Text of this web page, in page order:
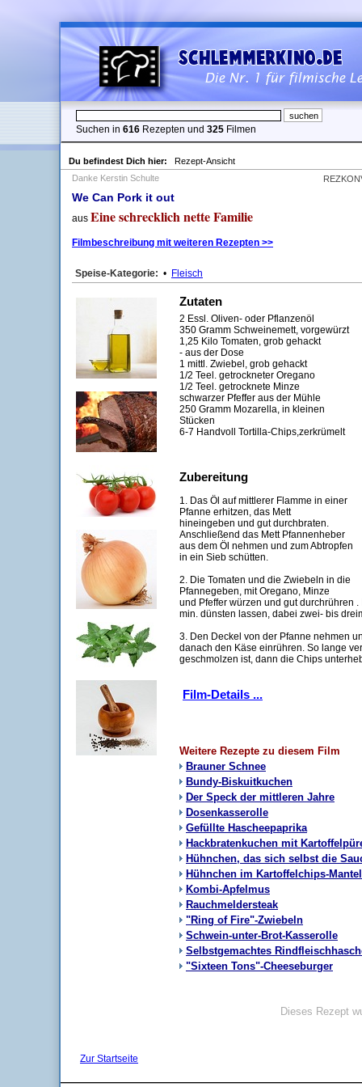
Suchen in 616 Rezepten und 325 Filmen
Du befindest Dich hier:
Rezept-Ansicht
Danke Kerstin Schulte
We Can Pork it out
aus Eine schrecklich nette Familie
Filmbeschreibung mit weiteren Rezepten >>
Speise-Kategorie: • Fleisch
Zutaten
2 Essl. Oliven- oder Pflanzenöl
350 Gramm Schweinemett, vorgewürzt
1,25 Kilo Tomaten, grob gehackt
- aus der Dose
1 mittl. Zwiebel, grob gehackt
1/2 Teel. getrockneter Oregano
1/2 Teel. getrocknete Minze
schwarzer Pfeffer aus der Mühle
250 Gramm Mozarella, in kleinen
Stücken
6-7 Handvoll Tortilla-Chips,zerkrümelt
Zubereitung
1. Das Öl auf mittlerer Flamme in einer
Pfanne erhitzen, das Mett
hineingeben und gut durchbraten.
Anschließend das Mett Pfannenheber
aus dem Öl nehmen und zum Abtropfen
in ein Sieb schütten.
2. Die Tomaten und die Zwiebeln in die
Pfannegeben, mit Oregano, Minze
und Pfeffer würzen und gut durchrühren
min. dünsten lassen, dabei zwei- bis
3. Den Deckel von der Pfanne nehmen
danach den Käse einrühren. So lange
geschmolzen ist, dann die Chips
Film-Details ...
Weitere Rezepte zu diesem Film
Brauner Schnee
Bundy-Biskuitkuchen
Der Speck der mittleren Jahre
Dosenkasserolle
Gefüllte Hascheepaprika
Hackbratenkuchen mit
Hühnchen, das sich selbst die
Hühnchen im Kartoffelchips-Mantel
Kombi-Apfelmus
Rauchmeldersteak
"Ring of Fire"-Zwiebeln
Schwein-unter-Brot-Kasserolle
Selbstgemachtes
"Sixteen Tons"-Cheeseburger
Dieses Rezept
Zur Startseite